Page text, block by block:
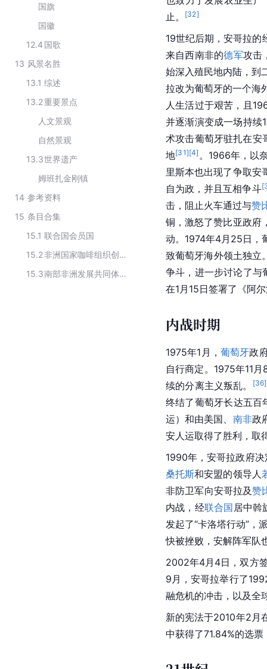
国旗
国徽
12.4 国歌
13 风景名胜
13.1 综述
13.2重要景点
人文景观
自然景观
13.3世界遗产
姆班扎金刚镇
14 参考资料
15 条目合集
15.1 联合国会员国
15.2
非洲国家咖啡组织创始国
15.3
南部非洲发展共同体成员（截至2023年10月）
止。
[32]
19世纪后期，安哥拉的
来自西南非的德军攻击
始深入殖民地内陆，到
拉改为葡萄牙的一个海
人生活过于艰苦，且
并逐渐演变成一场持续
术攻击葡萄牙驻扎在安
地[31][4] 。1966年，以
里斯本也出现了争取安
自为政，并且互相争斗[
击，阻止火车通过与赞
铜，激怒了赞比亚政府
动。1974年4月25日，
致葡萄牙海外领土独立
争斗，进一步讨论了与
在1月15日签署了《阿
内战时期
1975年1月， 葡萄牙政
自行商定。1975年11月
续的分离主义叛乱。
[36]
终结了葡萄牙长达五百
运）和由美国、 南非政
安人运取得了胜利，取
1990年，安哥拉政府决
桑托斯和安盟的领导人
非防卫军向安哥拉及赞
内战，经联合国 居中斡
发起了“卡洛塔行动”，
快被挫败，安解阵军队
2002年4月4日，双方
9月，安哥拉举行了
融危机的冲击，以及全
新的宪法于2010年2月
中获得了71.84%的选